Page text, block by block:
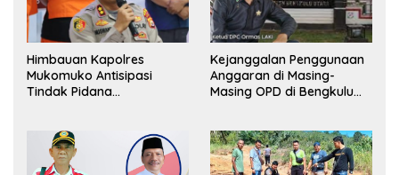
Himbauan Kapolres
Mukomuko Antisipasi
Tindak Pidana
Kejanggalan Penggunaan
Anggaran di Masing-
Masing OPD di Bengkulu